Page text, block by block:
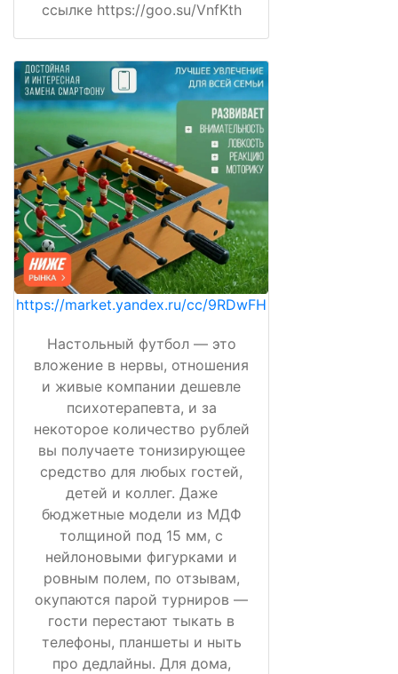
ссылке https://goo.su/VnfKth
https://market.yandex.ru/cc/9RDwFH
Настольный футбол — это
вложение в нервы, отношения
и живые компании дешевле
психотерапевта, и за
некоторое количество рублей
вы получаете тонизирующее
средство для любых гостей,
детей и коллег. Даже
бюджетные модели из МДФ
толщиной под 15 мм, с
нейлоновыми фигурками и
ровным полем, по отзывам,
окупаются парой турниров —
гости перестают тыкать в
телефоны, планшеты и ныть
про дедлайны. Для дома,